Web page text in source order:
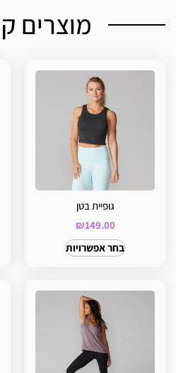
מוצרים
גופיית בטן
₪149.00
בחר אפשרויות